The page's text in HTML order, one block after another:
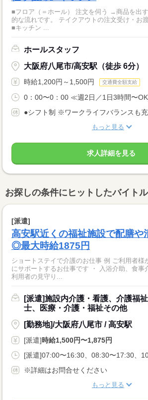
■フロア（＝ホール） 注文を伺う →商品を出す →お会
的な流れです。 テイクアウトの注文受け・お
■キッチン ...
ホールスタッフ
大阪府八尾市/高安駅（徒歩 6分）
時給1,200円～1,500円 交通費全額支給
0：00〜0：00 ≪週2日／1日3時間〜
●シフト制 ※ワークライフバランスも充
もっと見る
求人詳細を見る
お探しの条件にヒットしたバイト
[派遣]
高安駅近くの福祉施設で配膳や
◎最大時給1875円
ショートステイで介護のお仕事 例 ご利用者様
にサポートするお仕事です ・ 入浴介助、食事
利用者の見守り...
[派遣]施設内介護・看護、介護福
士、医療・介護・福祉その他
[勤務地]/大阪府八尾市 / 高安駅
[派遣]時給1,500円〜1,875円
[派遣]07:00〜16:30、08:30〜17:30、
※詳細はお問合せください
もっと見る